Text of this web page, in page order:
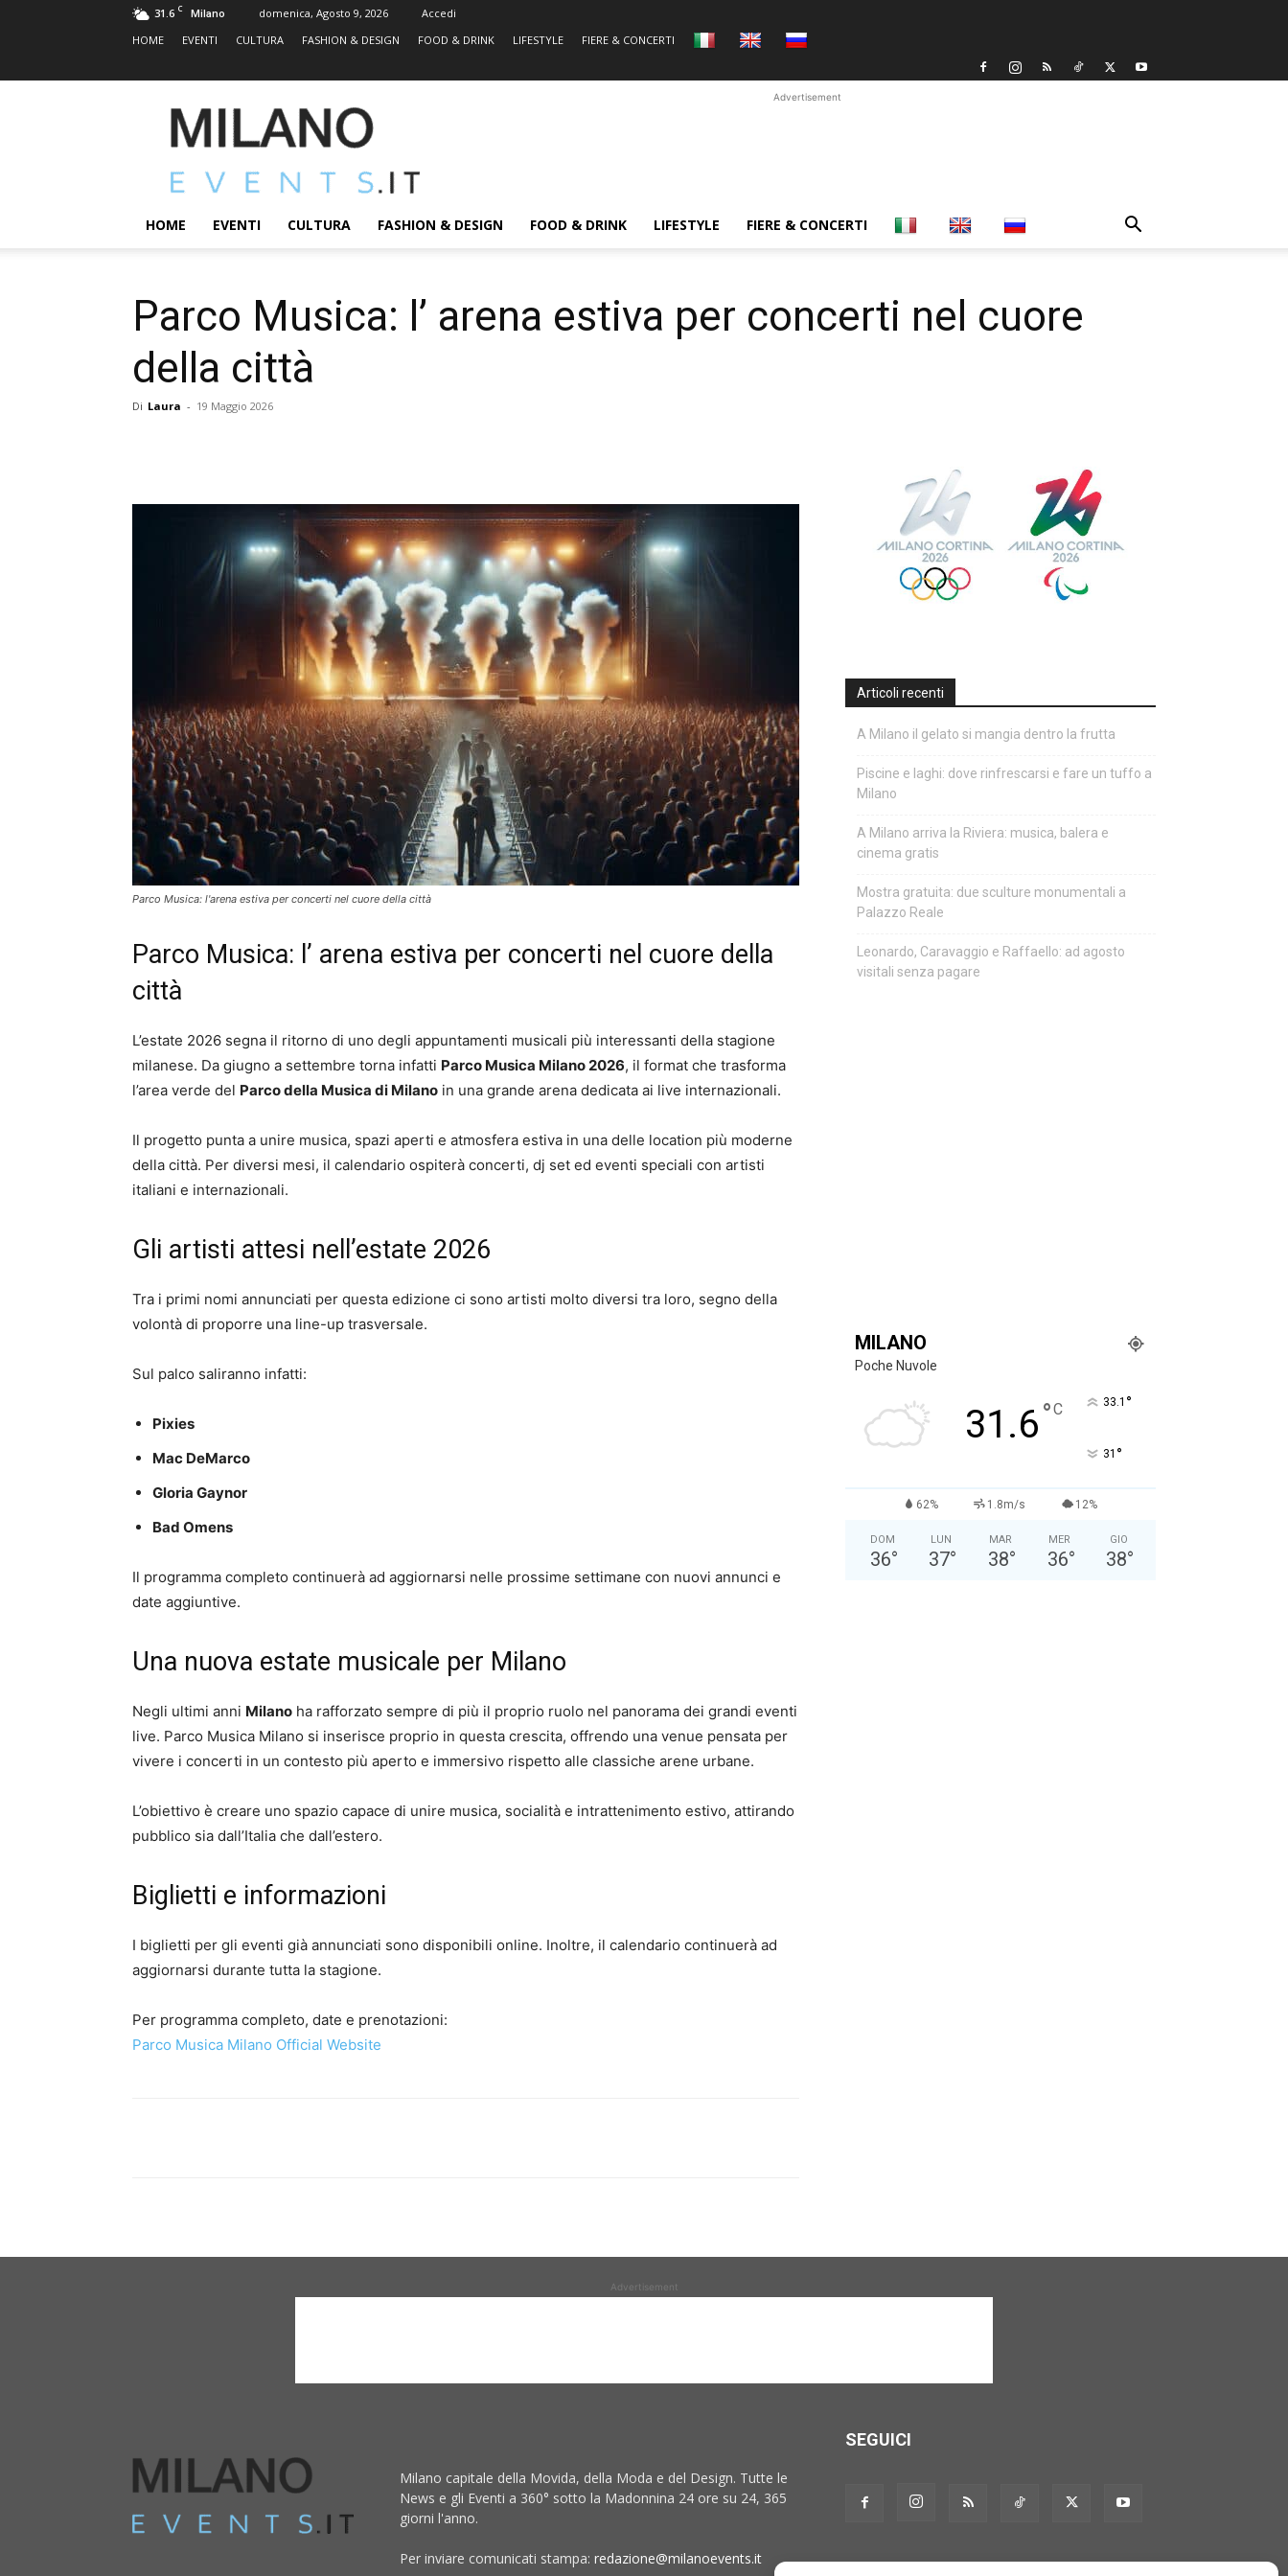
31.6 C Milano domenica, Agosto 9, 2026
Accedi
HOME
EVENTI CULTURA FASHION & DESIGN FOOD & DRINK LIFESTYLE FIERE & CONCERTI
MILANOEVENTS.IT
|
2.0
ed
Eventi
Advertisement
HOME EVENTI CULTURA FASHION & DESIGN FOOD & DRINK LIFESTYLE FIERE & CONCERTI
Parco Musica: l’ arena estiva per concerti nel cuore
della città
Di Laura - 19 Maggio 2026
Parco Musica: l'arena estiva per concerti nel cuore della città
Parco Musica: l’ arena estiva per concerti nel cuore della
città
L’estate 2026 segna il ritorno di uno degli appuntamenti musicali più interessanti della stagione
milanese. Da giugno a settembre torna infatti Parco Musica Milano 2026, il format che trasforma
l’area verde del Parco della Musica di Milano in una grande arena dedicata ai live internazionali.
Il progetto punta a unire musica, spazi aperti e atmosfera estiva in una delle location più moderne
della città. Per diversi mesi, il calendario ospiterà concerti, dj set ed eventi speciali con artisti
italiani e internazionali.
Gli artisti attesi nell’estate 2026
Tra i primi nomi annunciati per questa edizione ci sono artisti molto diversi tra loro, segno della
volontà di proporre una line-up trasversale.
Sul palco saliranno infatti:
Pixies
Mac DeMarco
Gloria Gaynor
Bad Omens
Il programma completo continuerà ad aggiornarsi nelle prossime settimane con nuovi annunci e
date aggiuntive.
Una nuova estate musicale per Milano
Negli ultimi anni Milano ha rafforzato sempre di più il proprio ruolo nel panorama dei grandi eventi
live. Parco Musica Milano si inserisce proprio in questa crescita, offrendo una venue pensata per
vivere i concerti in un contesto più aperto e immersivo rispetto alle classiche arene urbane.
L’obiettivo è creare uno spazio capace di unire musica, socialità e intrattenimento estivo, attirando
pubblico sia dall’Italia che dall’estero.
Biglietti e informazioni
I biglietti per gli eventi già annunciati sono disponibili online. Inoltre, il calendario continuerà ad
aggiornarsi durante tutta la stagione.
Per programma completo, date e prenotazioni:
Parco Musica Milano Official Website
Articoli recenti
A Milano il gelato si mangia dentro la frutta
Piscine e laghi: dove rinfrescarsi e fare un tuffo a
Milano
A Milano arriva la Riviera: musica, balera e
cinema gratis
Mostra gratuita: due sculture monumentali a
Palazzo Reale
Leonardo, Caravaggio e Raffaello: ad agosto
visitali senza pagare
MILANO
Poche Nuvole
31.6°C 33.1 °
31 °
62% 1.8m/s 12%
DOM
36°
LUN
37°
MAR
38°
MER
36°
GIO
38°
Advertisement
Milano capitale della Movida, della Moda e del Design. Tutte le
News e gli Eventi a 360° sotto la Madonnina 24 ore su 24, 365
giorni l'anno.
Per inviare comunicati stampa: redazione@milanoevents.it
SEGUICI